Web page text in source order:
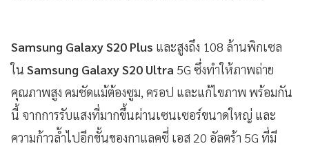
Samsung Galaxy S20 Plus และสูงถึง 108 ล้านพิกเซล
ใน Samsung Galaxy S20 Ultra 5G ซึ่งทำให้ภาพถ่าย
คุณภาพสูง คมชัดแม้ต้องซูม, ครอป และแก้ไขภาพ พร้อมกัน
นี้ จากการรับแสงที่มากขึ้นผ่านเซนเซอร์ขนาดใหญ่ และ
ความก้าวล้ำไปอีกขั้นของกาแลคซี่ เอส 20 อัลตร้า 5G ที่มี